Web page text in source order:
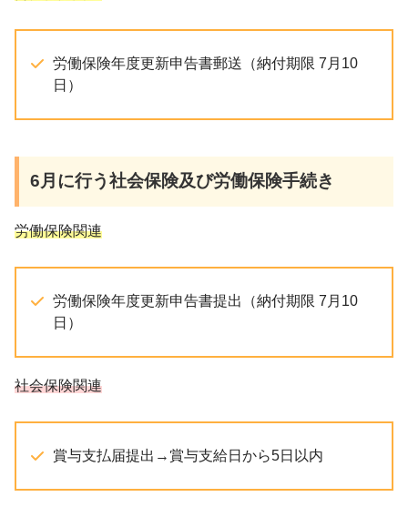
労働保険年度更新申告書郵送（納付期限 7月10
日）
6月 に行う社会保険及び労働保険手続き
労働保険関連
労働保険年度更新申告書提出（納付期限 7月10
日）
社会保険関連
賞与支払届提出→賞与支給日から5日以内